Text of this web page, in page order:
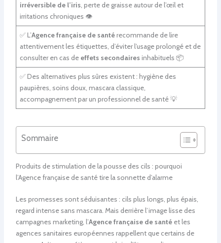
irréversible de l’iris, perte de graisse autour de l’œil et
irritations chroniques 👁️
✅ L’Agence française de santérecommande de lire
attentivement les étiquettes, d’éviter l’usage prolongé et de
consulter en cas de effets secondaires inhabituels 📦
✅ Des alternatives plus sûres existent : hygiène des
paupières, soins doux, mascara classique,
accompagnement par un professionnel de santé 💡
Sommaire
Produits de stimulation de la pousse des cils : pourquoi
l’Agence française de santé tire la sonnette d’alarme
Les promesses sont séduisantes : cils plus longs, plus épais,
regard intense sans mascara. Mais derrière l’image lisse des
campagnes marketing, l’Agence française de santéet les
agences sanitaires européennes rappellent que certains de